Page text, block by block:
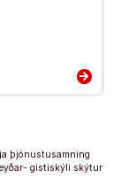
arrow_forward
þjónustusamning
gistiskýli skýtur